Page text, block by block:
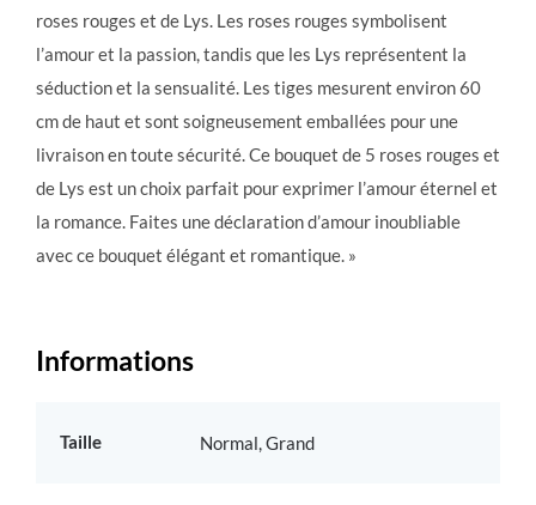
roses rouges et de Lys. Les roses rouges symbolisent
l’amour et la passion, tandis que les Lys représentent la
séduction et la sensualité. Les tiges mesurent environ 60
cm de haut et sont soigneusement emballées pour une
livraison en toute sécurité. Ce bouquet de 5 roses rouges et
de Lys est un choix parfait pour exprimer l’amour éternel et
la romance. Faites une déclaration d’amour inoubliable
avec ce bouquet élégant et romantique. »
Informations
Taille Normal, Grand